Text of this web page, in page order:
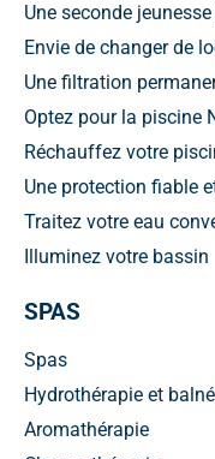
Une seconde
Envie de changer de
Une filtration
Optez pour la piscine
Réchauffez votre
Une protection fiable
Traitez votre eau
Illuminez votre bassin
SPAS
Spas
Hydrothérapie et
Aromathérapie